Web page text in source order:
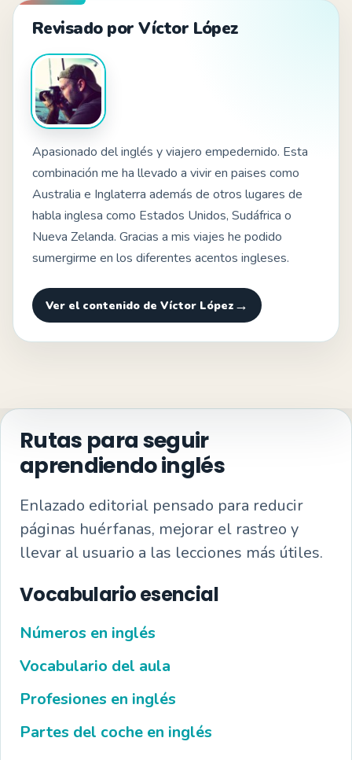
Revisado por Víctor López
Apasionado del inglés y viajero empedernido. Esta
combinación me ha llevado a vivir en paises como
Australia e Inglaterra además de otros lugares de
habla inglesa como Estados Unidos, Sudáfrica o
Nueva Zelanda. Gracias a mis viajes he podido
sumergirme en los diferentes acentos ingleses.
Ver el contenido de Víctor López
Rutas para seguir
aprendiendo inglés
Enlazado editorial pensado para reducir
páginas huérfanas, mejorar el rastreo y
llevar al usuario a las lecciones más útiles.
Vocabulario esencial
Números en inglés
Vocabulario del aula
Profesiones en inglés
Partes del coche en inglés